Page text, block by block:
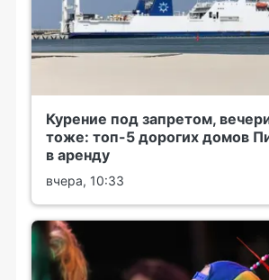
Курение под запретом,
тоже: топ-5 дорогих домов
в аренду
вчера, 10:33